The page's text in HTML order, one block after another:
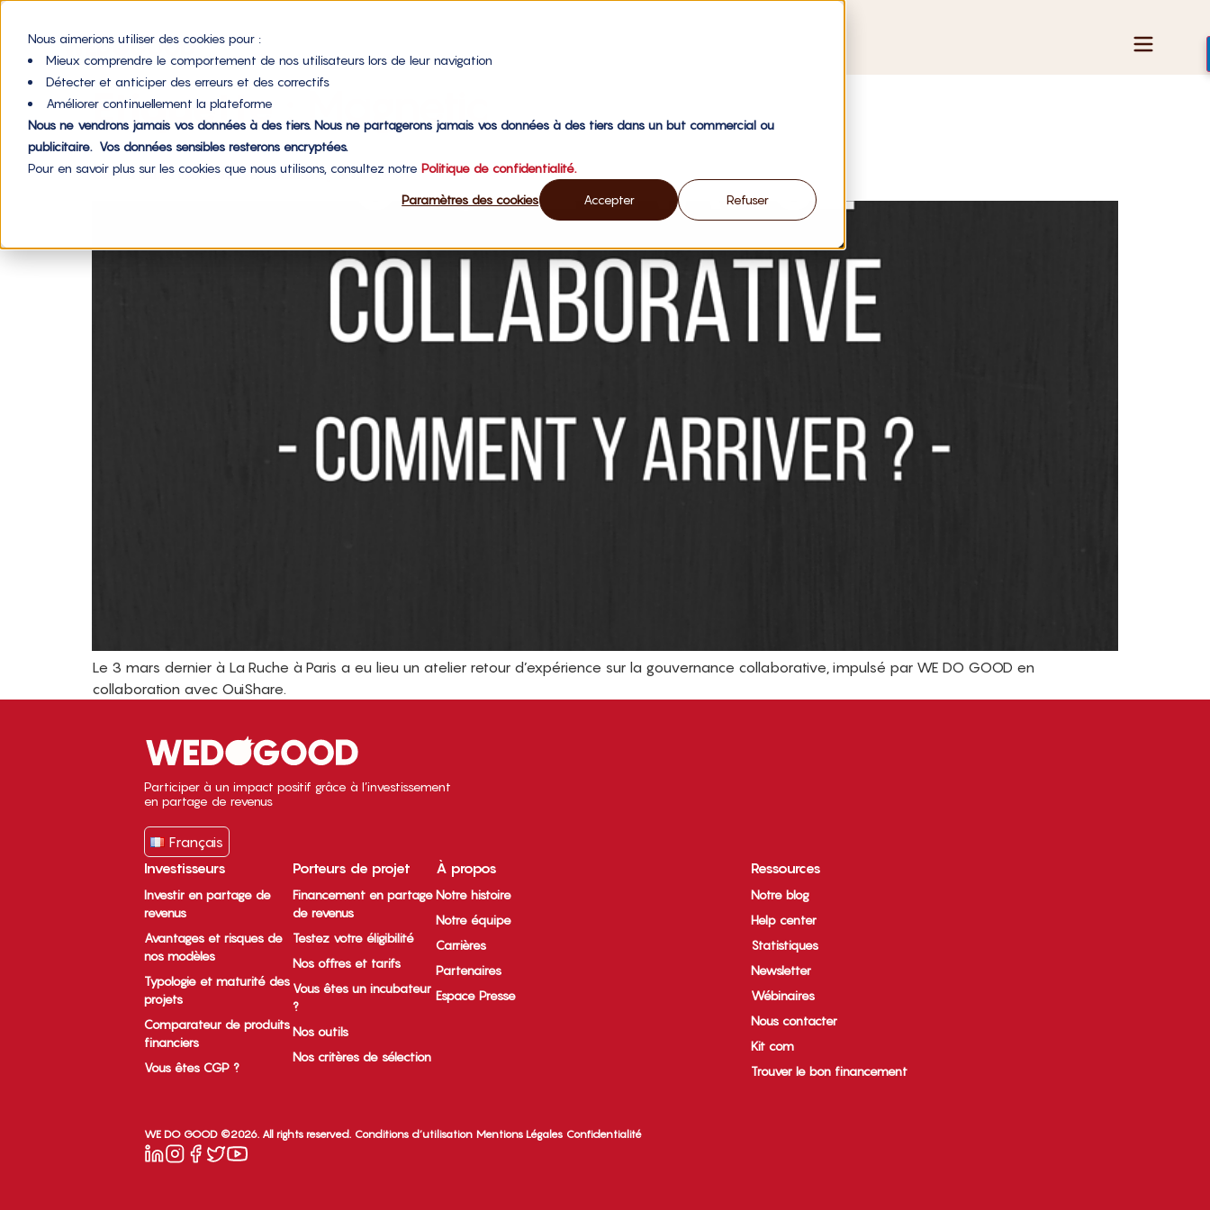
Nous aimerions utiliser des cookies pour :
Mieux comprendre le comportement de nos utilisateurs lors de leur navigation
Détecter et anticiper des erreurs et des correctifs
Améliorer continuellement la plateforme
Nous ne vendrons jamais vos données à des tiers. Nous ne partagerons jamais vos données à des tiers dans un but commercial ou
publicitaire. Vos données sensibles resterons encryptées.
Pour en savoir plus sur les cookies que nous utilisons, consultez notre Politique de confidentialité.
Paramètres des cookies Accepter Refuser
Étiquette : Magnetic
Gouvernance collaborative : comment y arriver ?
Le 3 mars dernier à La Ruche à Paris a eu lieu un atelier retour d’expérience sur la gouvernance collaborative, impulsé par WE DO GOOD en
collaboration avec OuiShare.
Participer à un impact positif grâce à l’investissement
en partage de revenus
Français
Investisseurs
Investir en partage de
revenus
Avantages et risques de
nos modèles
Typologie et maturité des
projets
Comparateur de produits
financiers
Vous êtes CGP ?
Porteurs de projet
Financement en partage
de revenus
Testez votre éligibilité
Nos offres et tarifs
Vous êtes un incubateur
?
Nos outils
Nos critères de sélection
À propos
Notre histoire
Notre équipe
Carrières
Partenaires
Espace Presse
Ressources
Notre blog
Help center
Statistiques
Newsletter
Wébinaires
Nous contacter
Kit com
Trouver le bon financement
WE DO GOOD ©2026. All rights reserved. Conditions d’utilisation Mentions Légales Confidentialité